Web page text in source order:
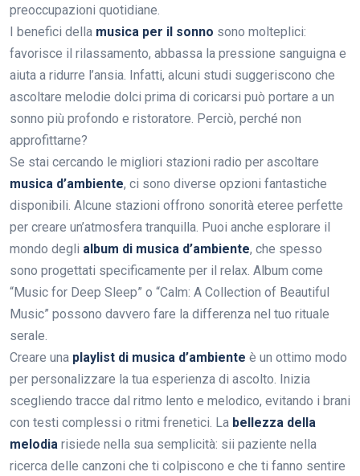
preoccupazioni quotidiane.
I benefici della musica per il sonno sono molteplici:
favorisce il rilassamento, abbassa la pressione sanguigna e
aiuta a ridurre l’ansia. Infatti, alcuni studi suggeriscono che
ascoltare melodie dolci prima di coricarsi può portare a un
sonno più profondo e ristoratore. Perciò, perché non
approfittarne?
Se stai cercando le migliori stazioni radio per ascoltare
musica d’ambiente, ci sono diverse opzioni fantastiche
disponibili. Alcune stazioni offrono sonorità eteree perfette
per creare un’atmosfera tranquilla. Puoi anche esplorare il
mondo degli album di musica d’ambiente, che spesso
sono progettati specificamente per il relax. Album come
“Music for Deep Sleep” o “Calm: A Collection of Beautiful
Music” possono davvero fare la differenza nel tuo rituale
serale.
Creare una playlist di musica d’ambiente è un ottimo modo
per personalizzare la tua esperienza di ascolto. Inizia
scegliendo tracce dal ritmo lento e melodico, evitando i brani
con testi complessi o ritmi frenetici. La bellezza della
melodia risiede nella sua semplicità: sii paziente nella
ricerca delle canzoni che ti colpiscono e che ti fanno sentire